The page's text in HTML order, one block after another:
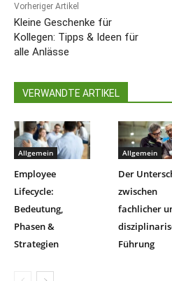
Vorheriger Artikel
Kleine Geschenke für
Kollegen: Tipps & Ideen für
alle Anlässe
VERWANDTE ARTIKEL
Allgemein
Employee
Lifecycle:
Bedeutung,
Phasen &
Strategien
Allgemein
Der
zwischen
fachlicher
Führung